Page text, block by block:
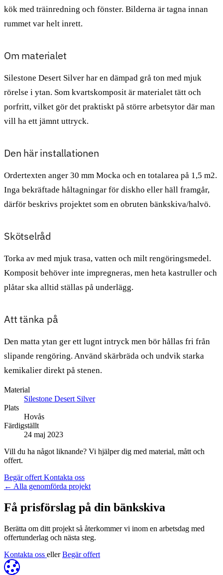
kök med träinredning och fönster. Bilderna är tagna innan
rummet var helt inrett.
Om materialet
Silestone Desert Silver har en dämpad grå ton med mjuk
rörelse i ytan. Som kvartskomposit är materialet tätt och
porfritt, vilket gör det praktiskt på större arbetsytor där man
vill ha ett jämnt uttryck.
Den här installationen
Ordertexten anger 30 mm Mocka och en totalarea på 1,5 m2.
Inga bekräftade håltagningar för diskho eller häll framgår,
därför beskrivs projektet som en obruten bänkskiva/halvö.
Skötselråd
Torka av med mjuk trasa, vatten och milt rengöringsmedel.
Komposit behöver inte impregneras, men heta kastruller och
plåtar ska alltid ställas på underlägg.
Att tänka på
Den matta ytan ger ett lugnt intryck men bör hållas fri från
slipande rengöring. Använd skärbräda och undvik starka
kemikalier direkt på stenen.
Material
Silestone Desert Silver
Plats
Hovås
Färdigställt
24 maj 2023
Vill du ha något liknande? Vi hjälper dig med material, mått och
offert.
Begär offert Kontakta oss
← Alla genomförda projekt
Få prisförslag på din bänkskiva
Berätta om ditt projekt så återkommer vi inom en arbetsdag med
offertunderlag och nästa steg.
Kontakta oss eller Begär offert